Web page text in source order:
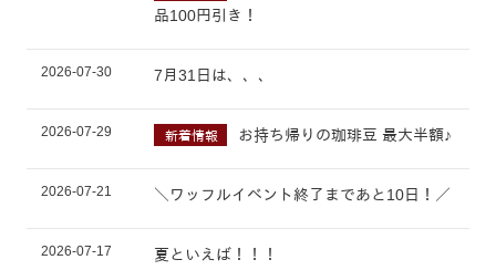
品100円引き！
2026-07-30 7月31日は、、、
2026-07-29 新着情報 お持ち帰りの珈琲豆 最大半額♪
2026-07-21 ＼ワッフルイベント終了まであと10日！／
2026-07-17 夏といえば！！！